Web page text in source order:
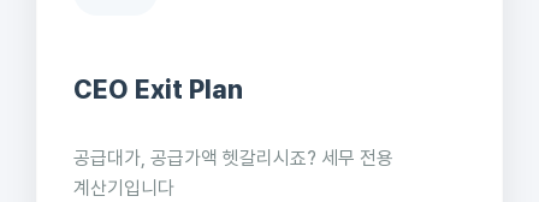
CEO Exit Plan
공급대가, 공급가액 헷갈리시죠? 세무 전용
계산기입니다